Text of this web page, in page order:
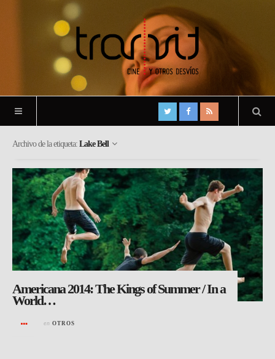
Archivo de la etiqueta: Lake Bell
Americana 2014: The Kings of Summer / In a
World…
en OTROS